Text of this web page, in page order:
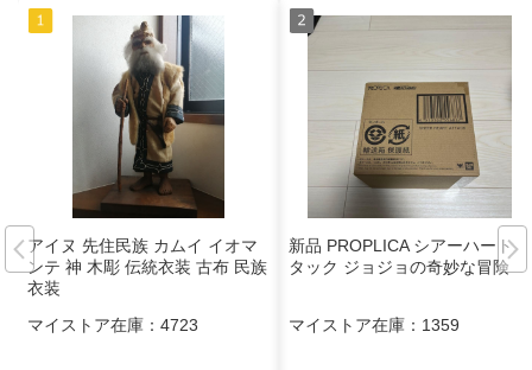
アイヌ 先住民族 カムイ イオマ
ンテ 神 木彫 伝統衣装 古布 民族
衣装
マイストア在庫： 4723
新品 PROPLICA シアーハートア
タック ジョジョの奇妙な冒険
マイストア在庫： 1359